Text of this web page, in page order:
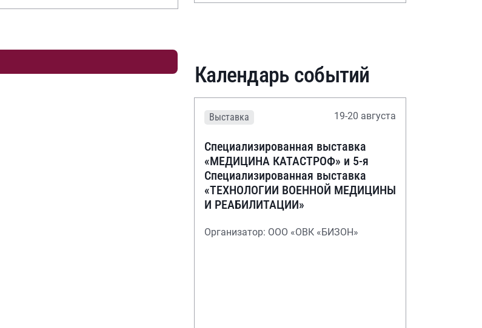
Календарь событий
Выставка 19-20 августа
Специализированная выставка
«МЕДИЦИНА КАТАСТРОФ» и 5-я
Специализированная выставка
«ТЕХНОЛОГИИ ВОЕННОЙ МЕДИЦИНЫ
И РЕАБИЛИТАЦИИ»
Организатор: ООО «ОВК «БИЗОН»